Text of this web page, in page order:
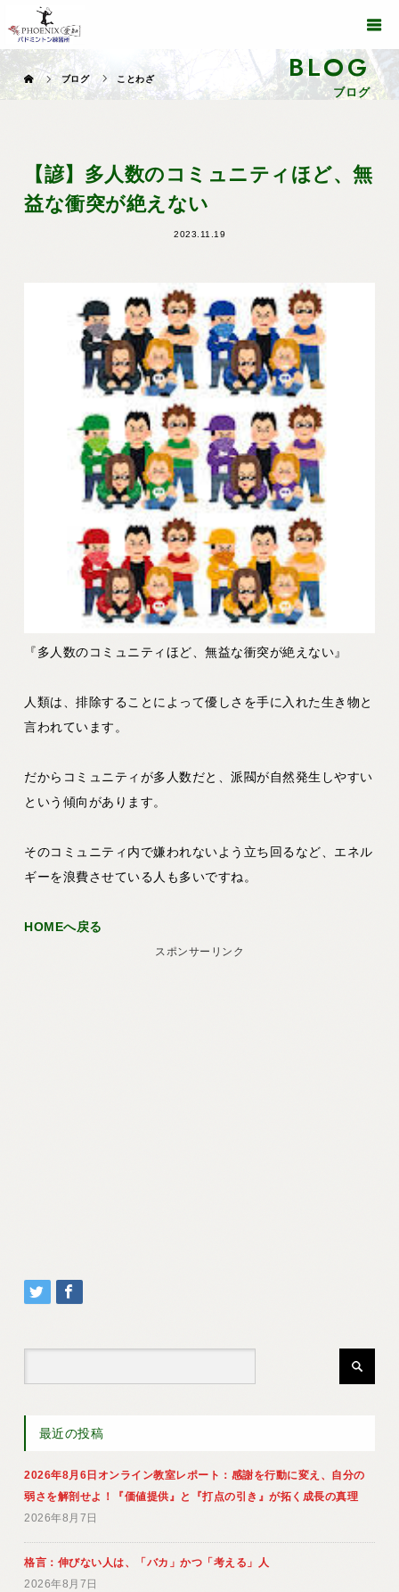
BLOG
ブログ
ブログ ことわざ
【諺】多人数のコミュニティほど、無
益な衝突が絶えない
2023.11.19
『多人数のコミュニティほど、無益な衝突が絶えない』
人類は、排除することによって優しさを手に入れた生き物と
言われています。
だからコミュニティが多人数だと、派閥が自然発生しやすい
という傾向があります。
そのコミュニティ内で嫌われないよう立ち回るなど、エネル
ギーを浪費させている人も多いですね。
HOMEへ戻る
スポンサーリンク
最近の投稿
2026年8月6日オンライン教室レポート：感謝を行動に変え、自分の
弱さを解剖せよ！『価値提供』と『打点の引き』が拓く成長の真理
2026年8月7日
格言：伸びない人は、「バカ」かつ「考える」人
2026年8月7日